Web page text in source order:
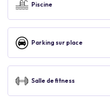
Piscine
Parking sur place
Salle de fitness